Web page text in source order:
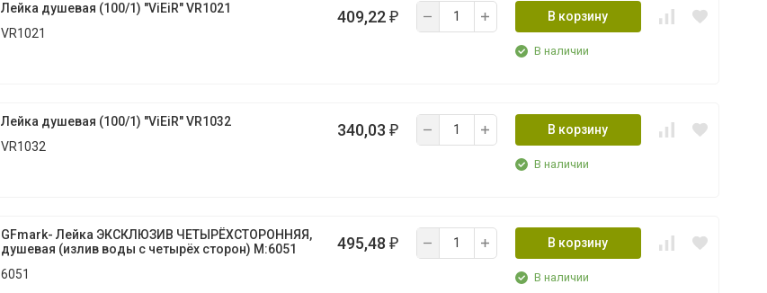
Лейка душевая (100/1) "ViEiR" VR1021
VR1021
409,22 ₽ В корзину
В наличии
Лейка душевая (100/1) "ViEiR" VR1032
VR1032
340,03 ₽ В корзину
В наличии
GFmark- Лейка ЭКСКЛЮЗИВ ЧЕТЫРЁХСТОРОННЯЯ,
душевая (излив воды с четырёх сторон) М:6051
6051
495,48 ₽ В корзину
В наличии